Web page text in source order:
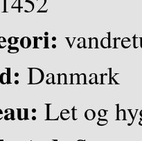
Danmark
Let og